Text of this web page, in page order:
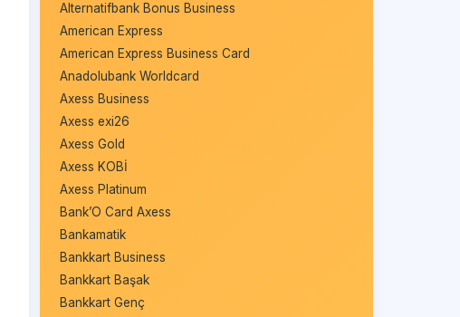
Alternatifbank Bonus Business
American Express
American Express Business Card
Anadolubank Worldcard
Axess Business
Axess exi26
Axess Gold
Axess KOBİ
Axess Platinum
Bank’O Card Axess
Bankamatik
Bankkart Business
Bankkart Başak
Bankkart Genç